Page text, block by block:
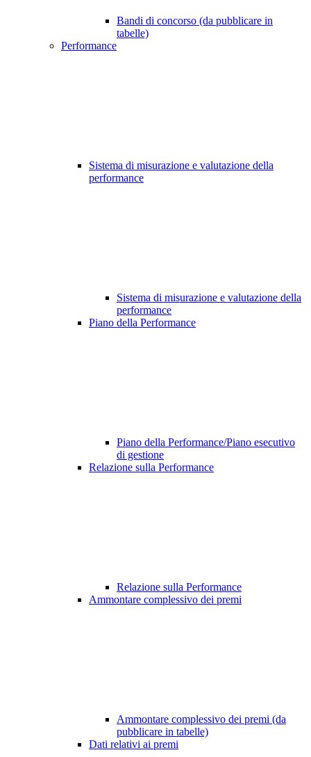
Bandi di concorso (da pubblicare in
tabelle)
Performance
Sistema di misurazione e valutazione della
performance
Sistema di misurazione e valutazione della
performance
Piano della Performance
Piano della Performance/Piano esecutivo
di gestione
Relazione sulla Performance
Relazione sulla Performance
Ammontare complessivo dei premi
Ammontare complessivo dei premi (da
pubblicare in tabelle)
Dati relativi ai premi